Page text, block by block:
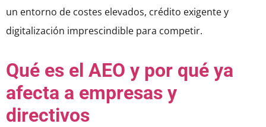
un entorno de costes elevados, crédito exigente y
digitalización imprescindible para competir.
Qué es el AEO y por qué ya
afecta a empresas y
directivos